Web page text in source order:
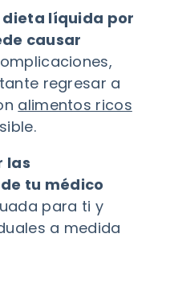
dieta líquida por
causar
regresar a
alimentos ricos
las
tu médico
para ti y
a medida